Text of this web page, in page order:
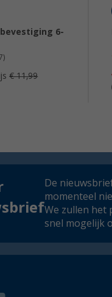
6-
€ 11,99
De
momenteel
We zullen het
snel mogelijk